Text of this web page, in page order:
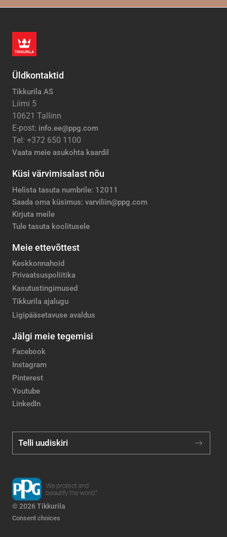
Üldkontaktid
Tikkurila AS
Liimi 5
10621 Tallinn
E-post: info.ee@ppg.com
Tel: +372 650 1100
Vaata meie asukohta kaardil
Küsi värvimisalast nõu
Helista tasuta numbrile: 12011
Saada oma küsimus: varviliin@ppg.com
Kirjuta meile
Tule tasuta koolitusele
Meie ettevõttest
Keskkonnahoid
Privaatsuspoliitika
Kasutustingimused
Tikkurila ajalugu
Ligipääsetavuse avaldus
Jälgi meie tegemisi
Facebook
Instagram
Pinterest
Youtube
LinkedIn
Telli uudiskiri
© 2026 Tikkurila
Consent choices